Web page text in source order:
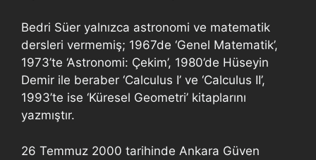
Bedri Süer yalnızca astronomi ve matematik
dersleri vermemiş; 1967de ‘Genel Matematik’,
1973’te ‘Astronomi: Çekim’, 1980’de Hüseyin
Demir ile beraber ‘Calculus I’ ve ‘Calculus II’,
1993’te ise ‘Küresel Geometri’ kitaplarını
yazmıştır.
26 Temmuz 2000 tarihinde Ankara Güven